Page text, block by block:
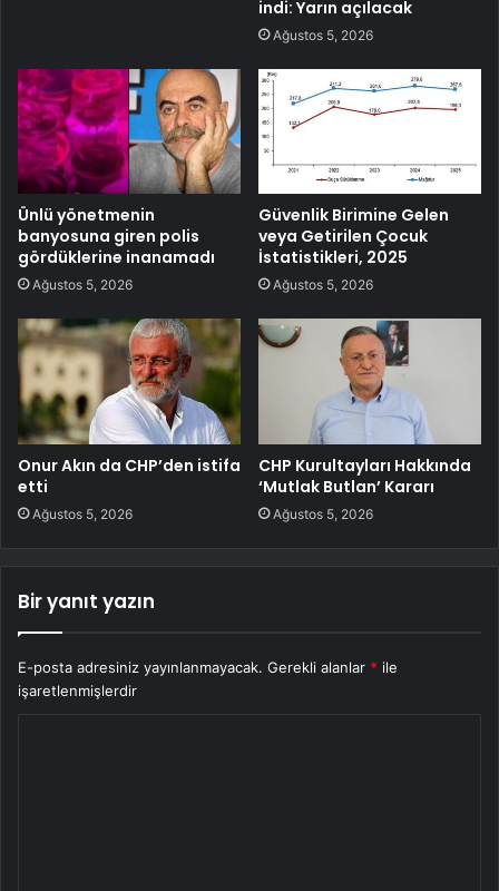
indi: Yarın açılacak
Ağustos 5, 2026
Ünlü yönetmenin
banyosuna giren polis
gördüklerine inanamadı
Ağustos 5, 2026
Güvenlik Birimine Gelen
veya Getirilen Çocuk
İstatistikleri, 2025
Ağustos 5, 2026
Onur Akın da CHP’den istifa
etti
Ağustos 5, 2026
CHP Kurultayları Hakkında
‘Mutlak Butlan’ Kararı
Ağustos 5, 2026
Bir yanıt yazın
E-posta adresiniz yayınlanmayacak. Gerekli alanlar * ile
işaretlenmişlerdir